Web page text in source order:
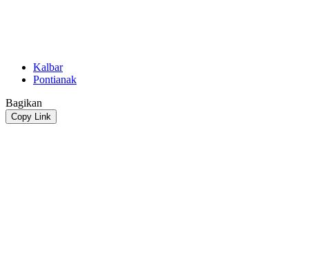
Kalbar
Pontianak
Bagikan
Copy Link